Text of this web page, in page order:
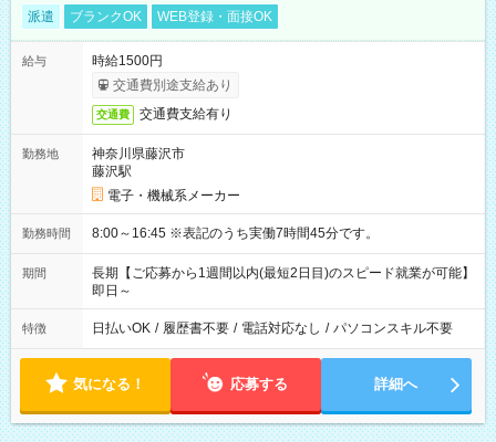
派遣 ブランクOK WEB登録・面接OK
給与
時給1500円
交通費別途支給あり
交通費 交通費支給有り
勤務地
神奈川県藤沢市
藤沢駅
電子・機械系メーカー
勤務時間 8:00～16:45 ※表記のうち実働7時間45分です。
期間
長期【ご応募から1週間以内(最短2日目)のスピード就業が可能】
即日～
特徴 日払いOK / 履歴書不要 / 電話対応なし / パソコンスキル不要
気になる！ 応募する 詳細へ